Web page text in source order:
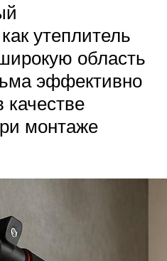
утеплитель
область
эффективно
качестве
монтаже